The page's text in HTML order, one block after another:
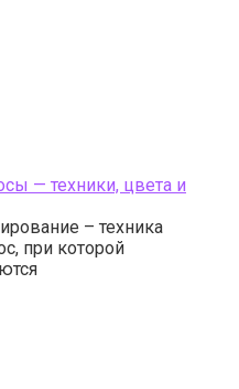
— техники, цвета и
– техника
при которой